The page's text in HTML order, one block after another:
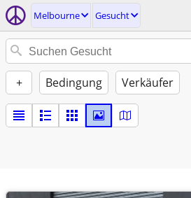
Melbourne Gesucht
+ Bedingung Verkäufer